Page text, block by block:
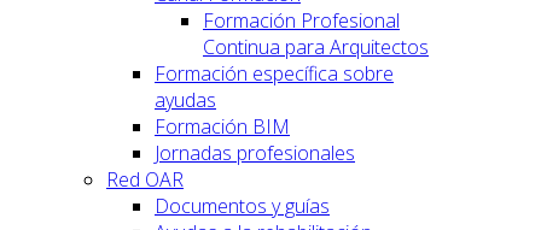
Formación Profesional
Continua para Arquitectos
Formación específica sobre
ayudas
Formación BIM
Jornadas profesionales
Red OAR
Documentos y guías